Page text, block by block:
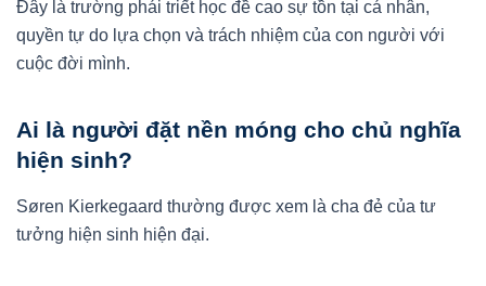
Đây là trường phái triết học đề cao sự tồn tại cá nhân,
quyền tự do lựa chọn và trách nhiệm của con người với
cuộc đời mình.
Ai là người đặt nền móng cho chủ nghĩa
hiện sinh?
Søren Kierkegaard thường được xem là cha đẻ của tư
tưởng hiện sinh hiện đại.